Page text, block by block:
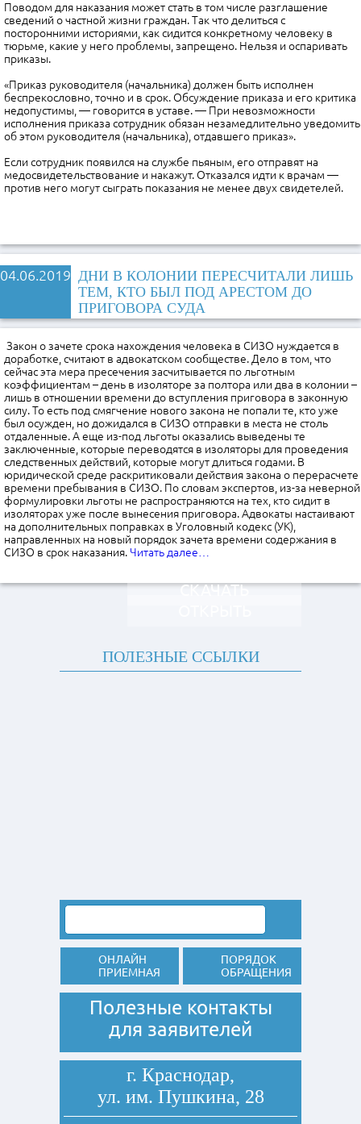
Поводом для наказания может стать в том числе разглашение
сведений о частной жизни граждан. Так что делиться с
посторонними историями, как сидится конкретному человеку в
тюрьме, какие у него проблемы, запрещено. Нельзя и оспаривать
приказы.
«Приказ руководителя (начальника) должен быть исполнен
беспрекословно, точно и в срок. Обсуждение приказа и его критика
недопустимы, — говорится в уставе. — При невозможности
исполнения приказа сотрудник обязан незамедлительно уведомить
об этом руководителя (начальника), отдавшего приказ».
Если сотрудник появился на службе пьяным, его отправят на
медосвидетельствование и накажут. Отказался идти к врачам —
против него могут сыграть показания не менее двух свидетелей.
04.06.2019 ДНИ В КОЛОНИИ ПЕРЕСЧИТАЛИ ЛИШЬ
ТЕМ, КТО БЫЛ ПОД АРЕСТОМ ДО
ПРИГОВОРА СУДА
Закон о зачете срока нахождения человека в СИЗО нуждается в
доработке, считают в адвокатском сообществе. Дело в том, что
сейчас эта мера пресечения засчитывается по льготным
коэффициентам – день в изоляторе за полтора или два в колонии –
лишь в отношении времени до вступления приговора в законную
силу. То есть под смягчение нового закона не попали те, кто уже
был осужден, но дожидался в СИЗО отправки в места не столь
отдаленные. А еще из-под льготы оказались выведены те
заключенные, которые переводятся в изоляторы для проведения
следственных действий, которые могут длиться годами. В
юридической среде раскритиковали действия закона о перерасчете
времени пребывания в СИЗО. По словам экспертов, из-за неверной
формулировки льготы не распространяются на тех, кто сидит в
изоляторах уже после вынесения приговора. Адвокаты настаивают
на дополнительных поправках в Уголовный кодекс (УК),
направленных на новый порядок зачета времени содержания в
СИЗО в срок наказания. Читать далее…
СКАЧАТЬ
ПОЛЕЗНЫЕ ССЫЛКИ
ОНЛАЙН
ПРИЕМНАЯ
ПОРЯДОК
ОБРАЩЕНИЯ
Полезные контакты
для заявителей
г. Краснодар,
ул. им. Пушкина, 28